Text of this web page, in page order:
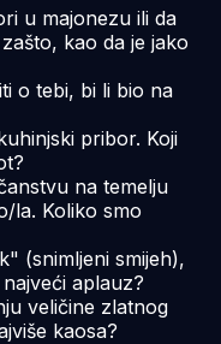
u majonezu ili da
kao da je jako
o tebi, bi li bio na
pribor. Koji
na temelju
la. Koliko smo
(snimljeni smijeh),
aplauz?
veličine zlatnog
kaosa?